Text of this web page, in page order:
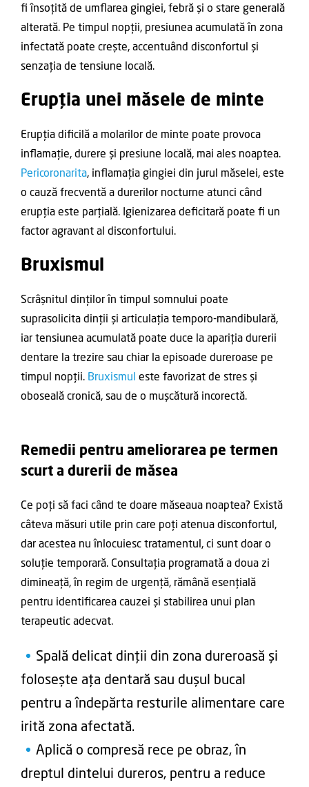
fi însoțită de umflarea gingiei, febră și o stare generală
alterată. Pe timpul nopții, presiunea acumulată în zona
infectată poate crește, accentuând disconfortul și
senzația de tensiune locală.
Erupția unei măsele de minte
Erupția dificilă a molarilor de minte poate provoca
inflamație, durere și presiune locală, mai ales noaptea.
Pericoronarita, inflamația gingiei din jurul măselei, este
o cauză frecventă a durerilor nocturne atunci când
erupția este parțială. Igienizarea deficitară poate fi un
factor agravant al disconfortului.
Bruxismul
Scrâșnitul dinților în timpul somnului poate
suprasolicita dinții și articulația temporo-mandibulară,
iar tensiunea acumulată poate duce la apariția durerii
dentare la trezire sau chiar la episoade dureroase pe
timpul nopții. Bruxismul este favorizat de stres și
oboseală cronică, sau de o mușcătură incorectă.
Remedii pentru ameliorarea pe termen
scurt a durerii de măsea
Ce poți să faci când te doare măseaua noaptea? Există
câteva măsuri utile prin care poți atenua disconfortul,
dar acestea nu înlocuiesc tratamentul, ci sunt doar o
soluție temporară. Consultația programată a doua zi
dimineață, în regim de urgență, rămână esențială
pentru identificarea cauzei și stabilirea unui plan
terapeutic adecvat.
Spală delicat dinții din zona dureroasă și
folosește ața dentară sau dușul bucal
pentru a îndepărta resturile alimentare care
irită zona afectată.
Aplică o compresă rece pe obraz, în
dreptul dintelui dureros, pentru a reduce